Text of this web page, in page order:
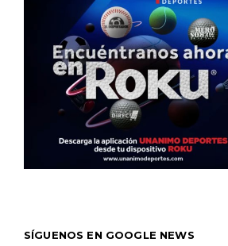
SÍGUENOS EN GOOGLE NEWS